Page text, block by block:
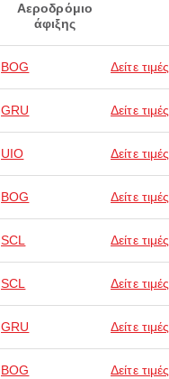
Αεροδρόμιο
άφιξης
BOG Δείτε τιμές
GRU Δείτε τιμές
UIO Δείτε τιμές
BOG Δείτε τιμές
SCL Δείτε τιμές
SCL Δείτε τιμές
GRU Δείτε τιμές
BOG Δείτε τιμές